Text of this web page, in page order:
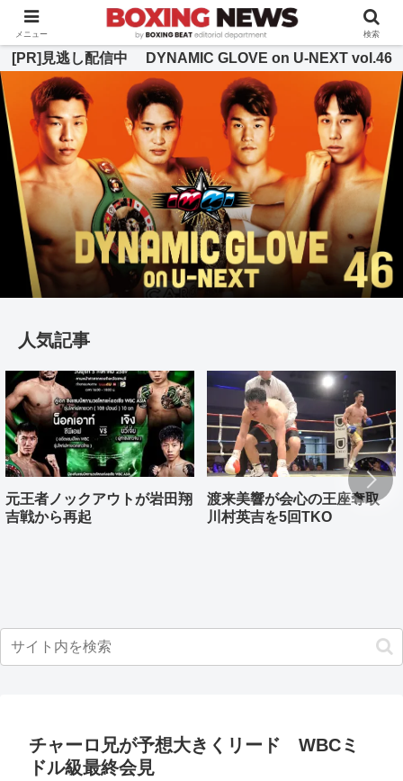
BOXING BEAT [ボクシング・ビート] 公式サイト
[PR]見逃し配信中 DYNAMIC GLOVE on U-NEXT vol.46
人気記事
元王者ノックアウトが岩田翔
吉戦から再起
渡来美響が会心の王座奪取
川村英吉を5回TKO
チャーロ兄が予想大きくリード WBCミ
ドル級最終会見
メニュー 検索